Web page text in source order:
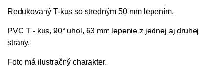
Redukovaný T-kus so stredným 50 mm lepením.
PVC T - kus, 90° uhol, 63 mm lepenie z jednej aj druhej
strany.
Foto má ilustračný charakter.